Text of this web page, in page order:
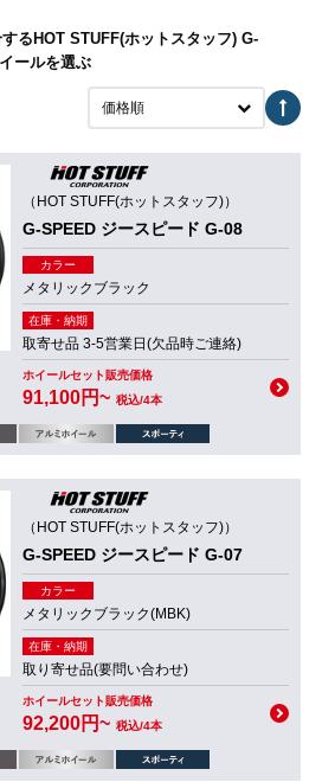
るHOT STUFF(ホットスタッフ) G-
ールを選ぶ
価格順
（HOT STUFF(ホットスタッフ)）
G-SPEED ジースピード G-08
カラー
メタリックブラック
在庫・納期
取寄せ品 3-5営業日(欠品時ご連絡)
ホイールセット販売価格
91,100円~ 税込/4本
（HOT STUFF(ホットスタッフ)）
G-SPEED ジースピード G-07
カラー
メタリックブラック(MBK)
在庫・納期
取り寄せ品(要問い合わせ)
ホイールセット販売価格
92,200円~ 税込/4本